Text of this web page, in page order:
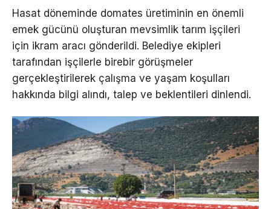
Hasat döneminde domates üretiminin en önemli
emek gücünü oluşturan mevsimlik tarım işçileri
için ikram aracı gönderildi. Belediye ekipleri
tarafından işçilerle birebir görüşmeler
gerçekleştirilerek çalışma ve yaşam koşulları
hakkında bilgi alındı, talep ve beklentileri dinlendi.